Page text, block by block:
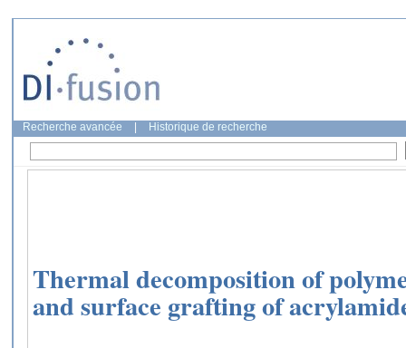
Recherche avancée Historique de recherche
Thermal decomposition of
and surface grafting of